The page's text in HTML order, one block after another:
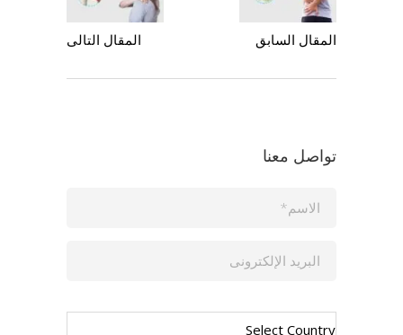
المقال السابق المقال التالى
تواصل معنا